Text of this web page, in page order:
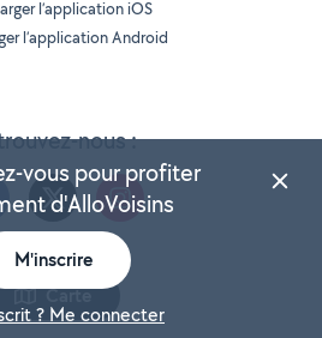
Carte
nous :
l’application iOS
l’application Android
vous pour profiter
d'AlloVoisins
M'inscrire
? Me connecter